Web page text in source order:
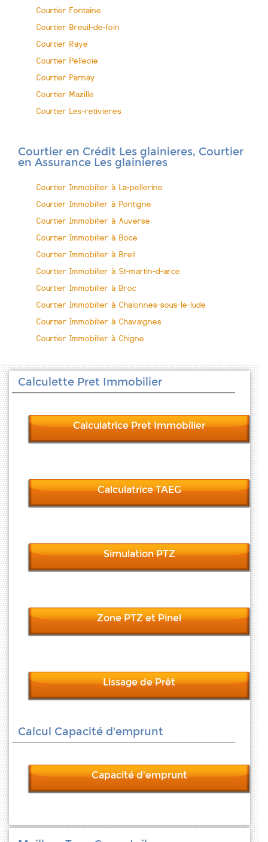
Courtier Fontaine
Courtier Breuil-de-foin
Courtier Raye
Courtier Pelleoie
Courtier Parnay
Courtier Mazille
Courtier Les-retivieres
Courtier en Crédit Les glainieres, Courtier
en Assurance Les glainieres
Courtier Immobilier à La-pellerine
Courtier Immobilier à Pontigne
Courtier Immobilier à Auverse
Courtier Immobilier à Boce
Courtier Immobilier à Breil
Courtier Immobilier à St-martin-d-arce
Courtier Immobilier à Broc
Courtier Immobilier à Chalonnes-sous-le-lude
Courtier Immobilier à Chavaignes
Courtier Immobilier à Chigne
Calculette Pret Immobilier
Calculatrice Pret Immobilier
Calculatrice TAEG
Simulation PTZ
Zone PTZ et Pinel
Lissage de Prêt
Calcul Capacité d'emprunt
Capacité d'emprunt